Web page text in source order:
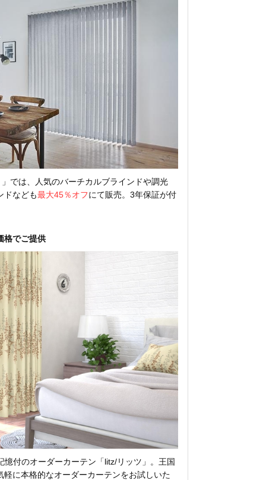
では、人気のバーチカルブラインドや調光
ドなども最大45％オフにて販売。3年保証が付
格でご提供
付のオーダーカーテン「litz/リッツ」。王国
に本格的なオーダーカーテンをお試しいた